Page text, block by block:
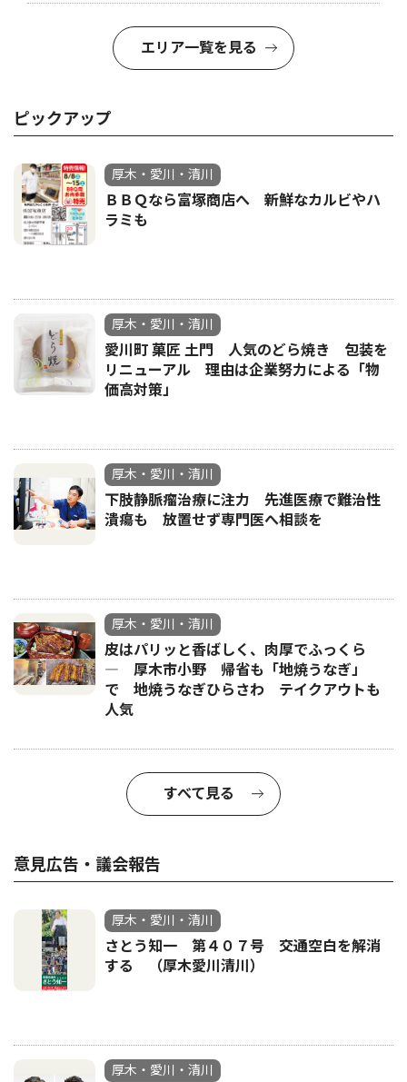
エリア一覧を見る
ピックアップ
厚木・愛川・清川
ＢＢＱなら富塚商店へ 新鮮なカルビやハ
ラミも
厚木・愛川・清川
愛川町 菓匠 土門 人気のどら焼き 包装を
リニューアル 理由は企業努力による「物
価高対策」
厚木・愛川・清川
下肢静脈瘤治療に注力 先進医療で難治性
潰瘍も 放置せず専門医へ相談を
厚木・愛川・清川
皮はパリッと香ばしく、肉厚でふっくら
― 厚木市小野 帰省も「地焼うなぎ」
で 地焼うなぎひらさわ テイクアウトも
人気
すべて見る
意見広告・議会報告
厚木・愛川・清川
さとう知一 第４０７号 交通空白を解消
する （厚木愛川清川）
厚木・愛川・清川